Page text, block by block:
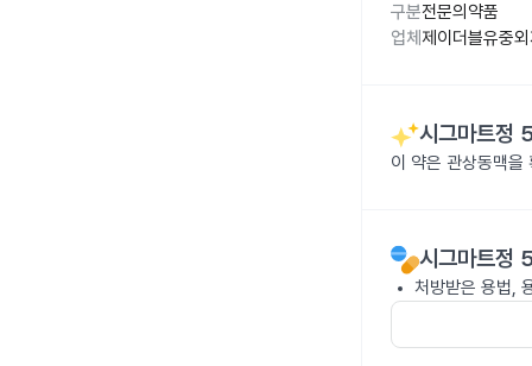
구분전문의약품
업체 제이더블유중
시그마트정
이 약은 관상동맥을
시그마트정
처방받은 용법,